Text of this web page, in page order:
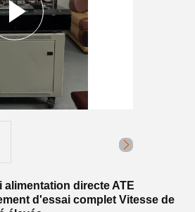
alimentation directe ATE
d'essai complet Vitesse de